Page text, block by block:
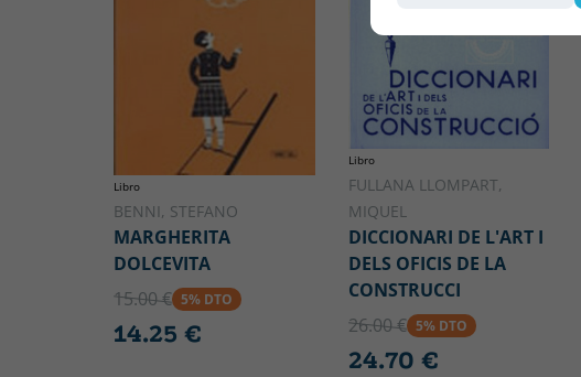
Libro
BENNI, STEFANO
MARGHERITA
DOLCEVITA
15.00 € 5% DTO
14.25 €
Libro
FULLANA LLOMPART,
MIQUEL
DICCIONARI DE L'ART I
DELS OFICIS DE LA
CONSTRUCCI
26.00 € 5% DTO
24.70 €